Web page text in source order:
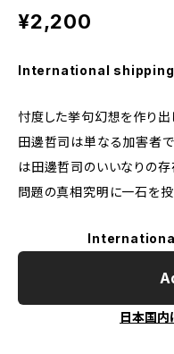
¥2,200
International
忖度した挙句幻想を作り出
田邊哲司は単なる加害者
は田邊哲司のいいなりの
問題の真相究明に一石を投
日本国内